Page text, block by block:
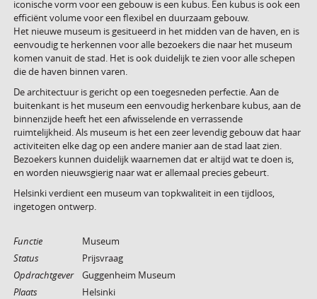
iconische vorm voor een gebouw is een kubus. Een kubus is ook een
efficiënt volume voor een flexibel en duurzaam gebouw.
Het nieuwe museum is gesitueerd in het midden van de haven, en is
eenvoudig te herkennen voor alle bezoekers die naar het museum
komen vanuit de stad. Het is ook duidelijk te zien voor alle schepen
die de haven binnen varen.
De architectuur is gericht op een toegesneden perfectie. Aan de
buitenkant is het museum een eenvoudig herkenbare kubus, aan de
binnenzijde heeft het een afwisselende en verrassende
ruimtelijkheid. Als museum is het een zeer levendig gebouw dat haar
activiteiten elke dag op een andere manier aan de stad laat zien.
Bezoekers kunnen duidelijk waarnemen dat er altijd wat te doen is,
en worden nieuwsgierig naar wat er allemaal precies gebeurt.
Helsinki verdient een museum van topkwaliteit in een tijdloos,
ingetogen ontwerp.
Functie
Museum
Status
Prijsvraag
Opdrachtgever
Guggenheim Museum
Plaats
Helsinki